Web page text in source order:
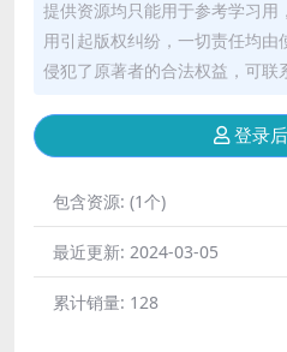
提供资源均只能用于参考学习用
用引起版权纠纷，一切责任均由
侵犯了原著者的合法权益，可联
登录
包含资源: (1个)
最近更新: 2024-03-05
累计销量: 128